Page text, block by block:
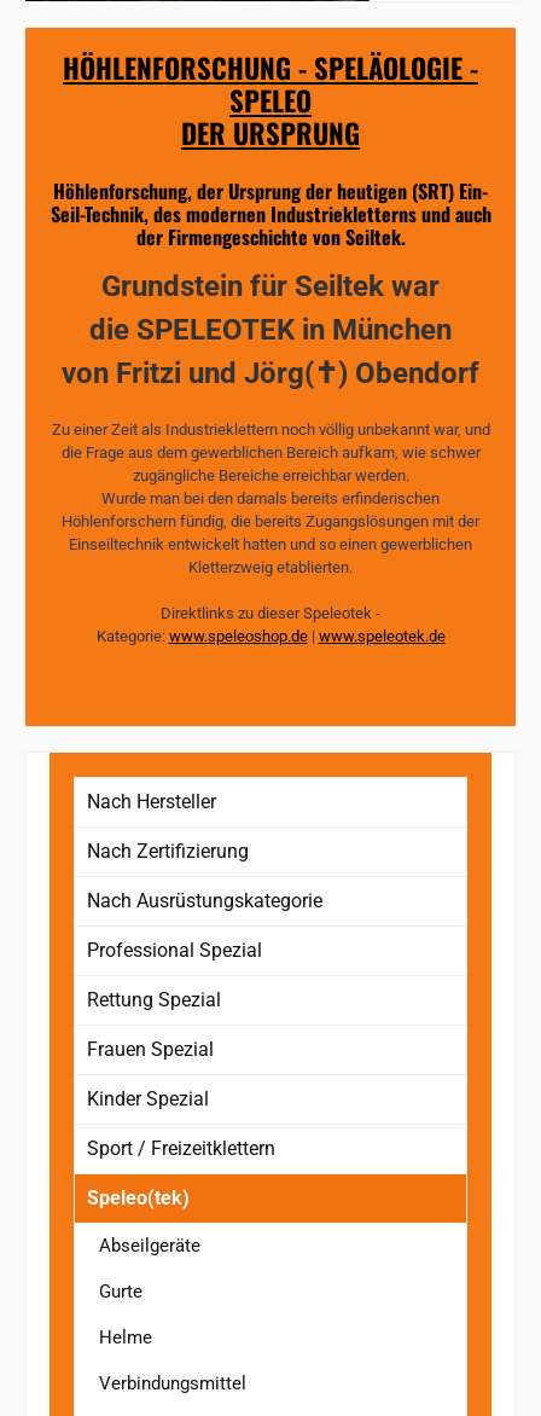
HÖHLENFORSCHUNG - SPELÄOLOGIE -
SPELEO
DER URSPRUNG
Höhlenforschung, der Ursprung der heutigen (SRT) Ein-
Seil-Technik, des modernen Industriekletterns und auch
der Firmengeschichte von Seiltek.
Grundstein für Seiltek war
die SPELEOTEK in München
von Fritzi und Jörg(✝) Obendorf
Zu einer Zeit als Industrieklettern noch völlig unbekannt war, und
die Frage aus dem gewerblichen Bereich aufkam, wie schwer
zugängliche Bereiche erreichbar werden.
Wurde man bei den damals bereits erfinderischen
Höhlenforschern fündig, die bereits Zugangslösungen mit der
Einseiltechnik entwickelt hatten und so einen gewerblichen
Kletterzweig etablierten.
Direktlinks zu dieser Speleotek -
Kategorie: www.speleoshop.de| www.speleotek.de
Nach Hersteller
Nach Zertifizierung
Nach Ausrüstungskategorie
Professional Spezial
Rettung Spezial
Frauen Spezial
Kinder Spezial
Sport / Freizeitklettern
Speleo(tek)
Abseilgeräte
Gurte
Helme
Verbindungsmittel